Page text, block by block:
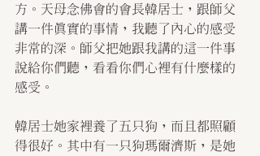
方。天母念佛會的會長韓居士，跟師父
講一件真實的事情，我聽了內心的感受
非常的深。師父把她跟我講的這一件事
說給你們聽，看看你們心裡有什麼樣的
感受。
韓居士她家裡養了五只狗，而且都照顧
得很好。其中有一只狗瑪爾濟斯，是她